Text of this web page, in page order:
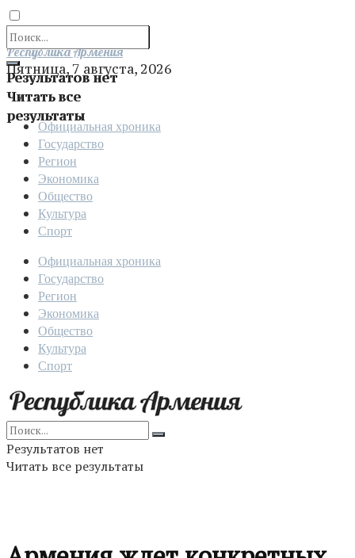
Результатов нет
Читать все
результаты
Отправить
Республика Армения
Пятница, 7 августа, 2026
Официальная хроника
Государство
Регион
Экономика
Общество
Культура
Спорт
Официальная хроника
Государство
Регион
Экономика
Общество
Культура
Спорт
Результатов нет
Читать все результаты